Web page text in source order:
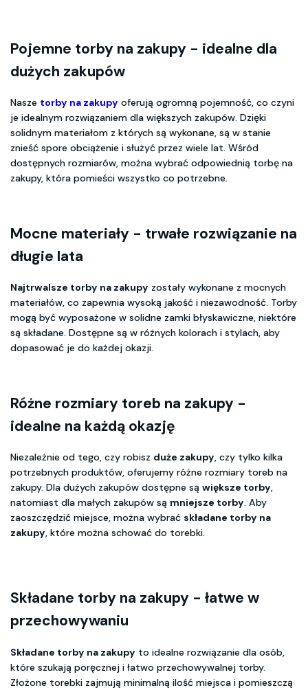
Pojemne torby na zakupy - idealne dla
dużych zakupów
Nasze torby na zakupy oferują ogromną pojemność, co czyni
je idealnym rozwiązaniem dla większych zakupów. Dzięki
solidnym materiałom z których są wykonane, są w stanie
znieść spore obciążenie i służyć przez wiele lat. Wśród
dostępnych rozmiarów, można wybrać odpowiednią torbę na
zakupy, która pomieści wszystko co potrzebne.
Mocne materiały - trwałe rozwiązanie na
długie lata
Najtrwalsze torby na zakupy zostały wykonane z mocnych
materiałów, co zapewnia wysoką jakość i niezawodność. Torby
mogą być wyposażone w solidne zamki błyskawiczne, niektóre
są składane. Dostępne są w różnych kolorach i stylach, aby
dopasować je do każdej okazji.
Różne rozmiary toreb na zakupy -
idealne na każdą okazję
Niezależnie od tego, czy robisz duże zakupy, czy tylko kilka
potrzebnych produktów, oferujemy różne rozmiary toreb na
zakupy. Dla dużych zakupów dostępne są większe torby,
natomiast dla małych zakupów są mniejsze torby. Aby
zaoszczędzić miejsce, można wybrać składane torby na
zakupy, które można schować do torebki.
Składane torby na zakupy - łatwe w
przechowywaniu
Składane torby na zakupy to idealne rozwiązanie dla osób,
które szukają poręcznej i łatwo przechowywalnej torby.
Złożone torebki zajmują minimalną ilość miejsca i pomieszczą